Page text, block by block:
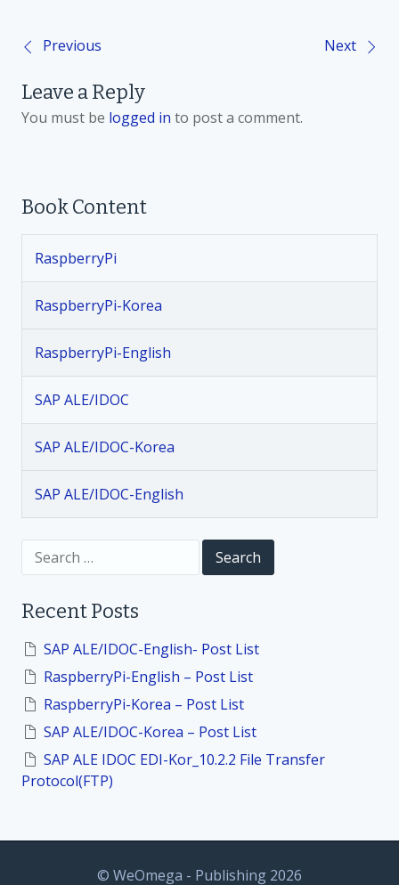
P
o
n
a
v
g
a
i
o
n
Previous Next
Leave a Reply
You must be logged in to post a comment.
Book Content
RaspberryPi
RaspberryPi-Korea
RaspberryPi-English
SAP ALE/IDOC
SAP ALE/IDOC-Korea
SAP ALE/IDOC-English
c
o
Recent Posts
SAP ALE/IDOC-English- Post List
RaspberryPi-English – Post List
RaspberryPi-Korea – Post List
SAP ALE/IDOC-Korea – Post List
SAP ALE IDOC EDI-Kor_10.2.2 File Transfer
Protocol(FTP)
© WeOmega - Publishing 2026